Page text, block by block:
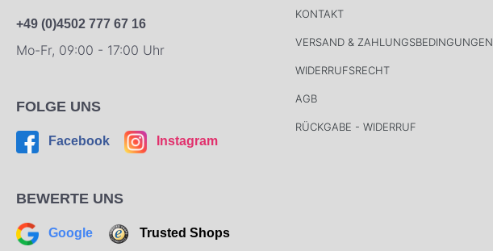
+49 (0)4502 777 67 16
Mo-Fr, 09:00 - 17:00 Uhr
FOLGE UNS
Facebook Instagram
BEWERTE UNS
Google Trusted Shops
KONTAKT
VERSAND & ZAHLUNGSBEDINGUNGEN
WIDERRUFSRECHT
AGB
RÜCKGABE - WIDERRUF